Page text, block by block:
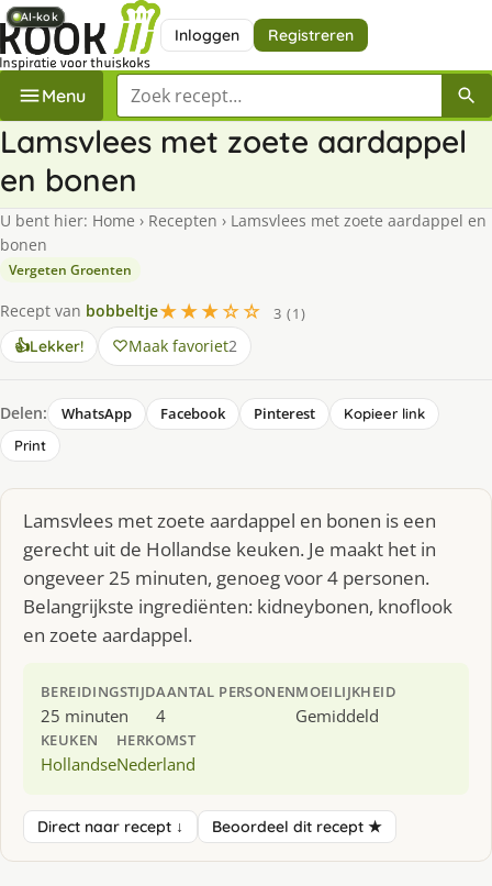
Inloggen Registreren
Menu Zoek een recept
Lamsvlees met zoete aardappel
en bonen
U bent hier: Home › Recepten › Lamsvlees met zoete aardappel en
bonen
Vergeten Groenten
Recept van bobbeltje★★★☆☆
3 (1)
👍Lekker! Maak favoriet2
Delen: WhatsApp Facebook Pinterest
Kopieer link
Print
Lamsvlees met zoete aardappel en bonen is een
gerecht uit de Hollandse keuken. Je maakt het in
ongeveer 25 minuten, genoeg voor 4 personen.
Belangrijkste ingrediënten: kidneybonen, knoflook
en zoete aardappel.
BEREIDINGSTIJD
25 minuten
AANTAL PERSONEN
4
MOEILIJKHEID
Gemiddeld
KEUKEN
Hollandse
HERKOMST
Nederland
Direct naar recept ↓ Beoordeel dit recept ★
AI-kok
AI-kok
AI-kok
AI-kok